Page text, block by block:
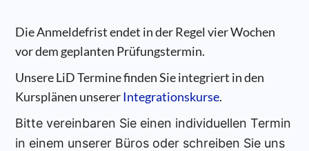
Die Anmeldefrist endet in der Regel vier Wochen
vor dem geplanten Prüfungstermin.
Unsere LiD Termine finden Sie integriert in den
Kursplänen unsererIntegrationskurse.
Bitte vereinbaren Sie einen individuellen Termin
in einem unserer Büros oder schreiben Sie uns